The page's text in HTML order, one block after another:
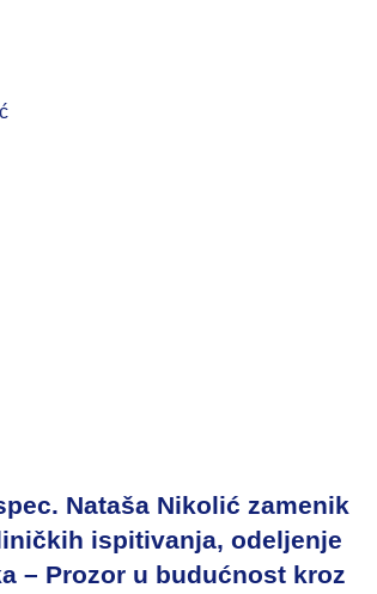
Nataša Nikolić zamenik
ispitivanja, odeljenje
– Prozor u budućnost kroz